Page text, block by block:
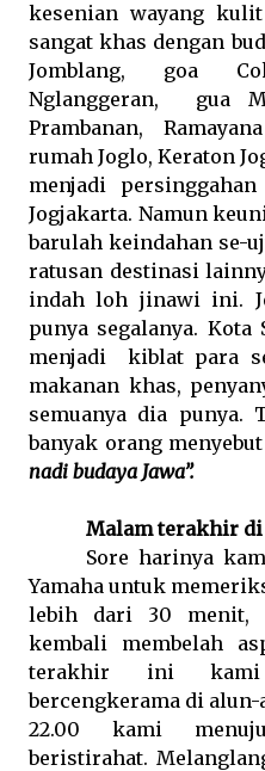
kesenian wayang
sangat khas dengan
Jomblang, goa
Nglanggeran,
gua
Prambanan,
rumah Joglo, Keraton
menjadi
Jogjakarta. Namun
barulah keindahan se-
ratusan destinasi
indah loh jinawi ini.
punya segalanya. Kota
menjadi
kiblat para
makanan khas,
semuanya dia punya.
banyak orang
nadi budaya Jawa”.
Malam terakhir di
Sore harinya
Yamaha untuk
lebih dari 30 menit,
kembali membelah
terakhir ini kami
bercengkerama di
22.00 kami
beristirahat.